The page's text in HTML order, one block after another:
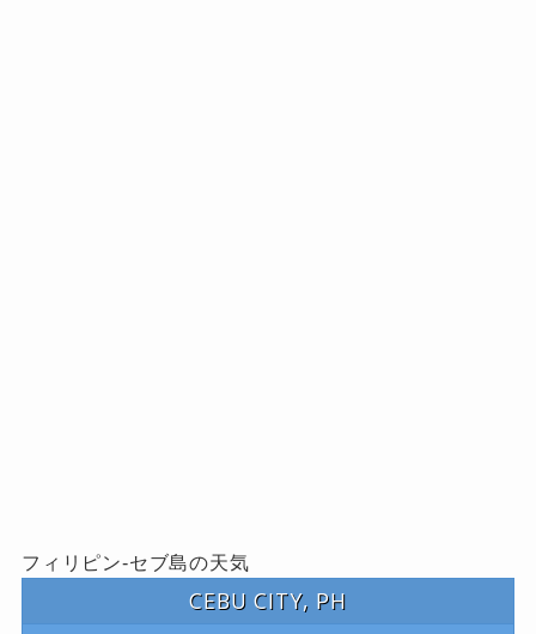
フィリピン-セブ島の天気
CEBU CITY, PH